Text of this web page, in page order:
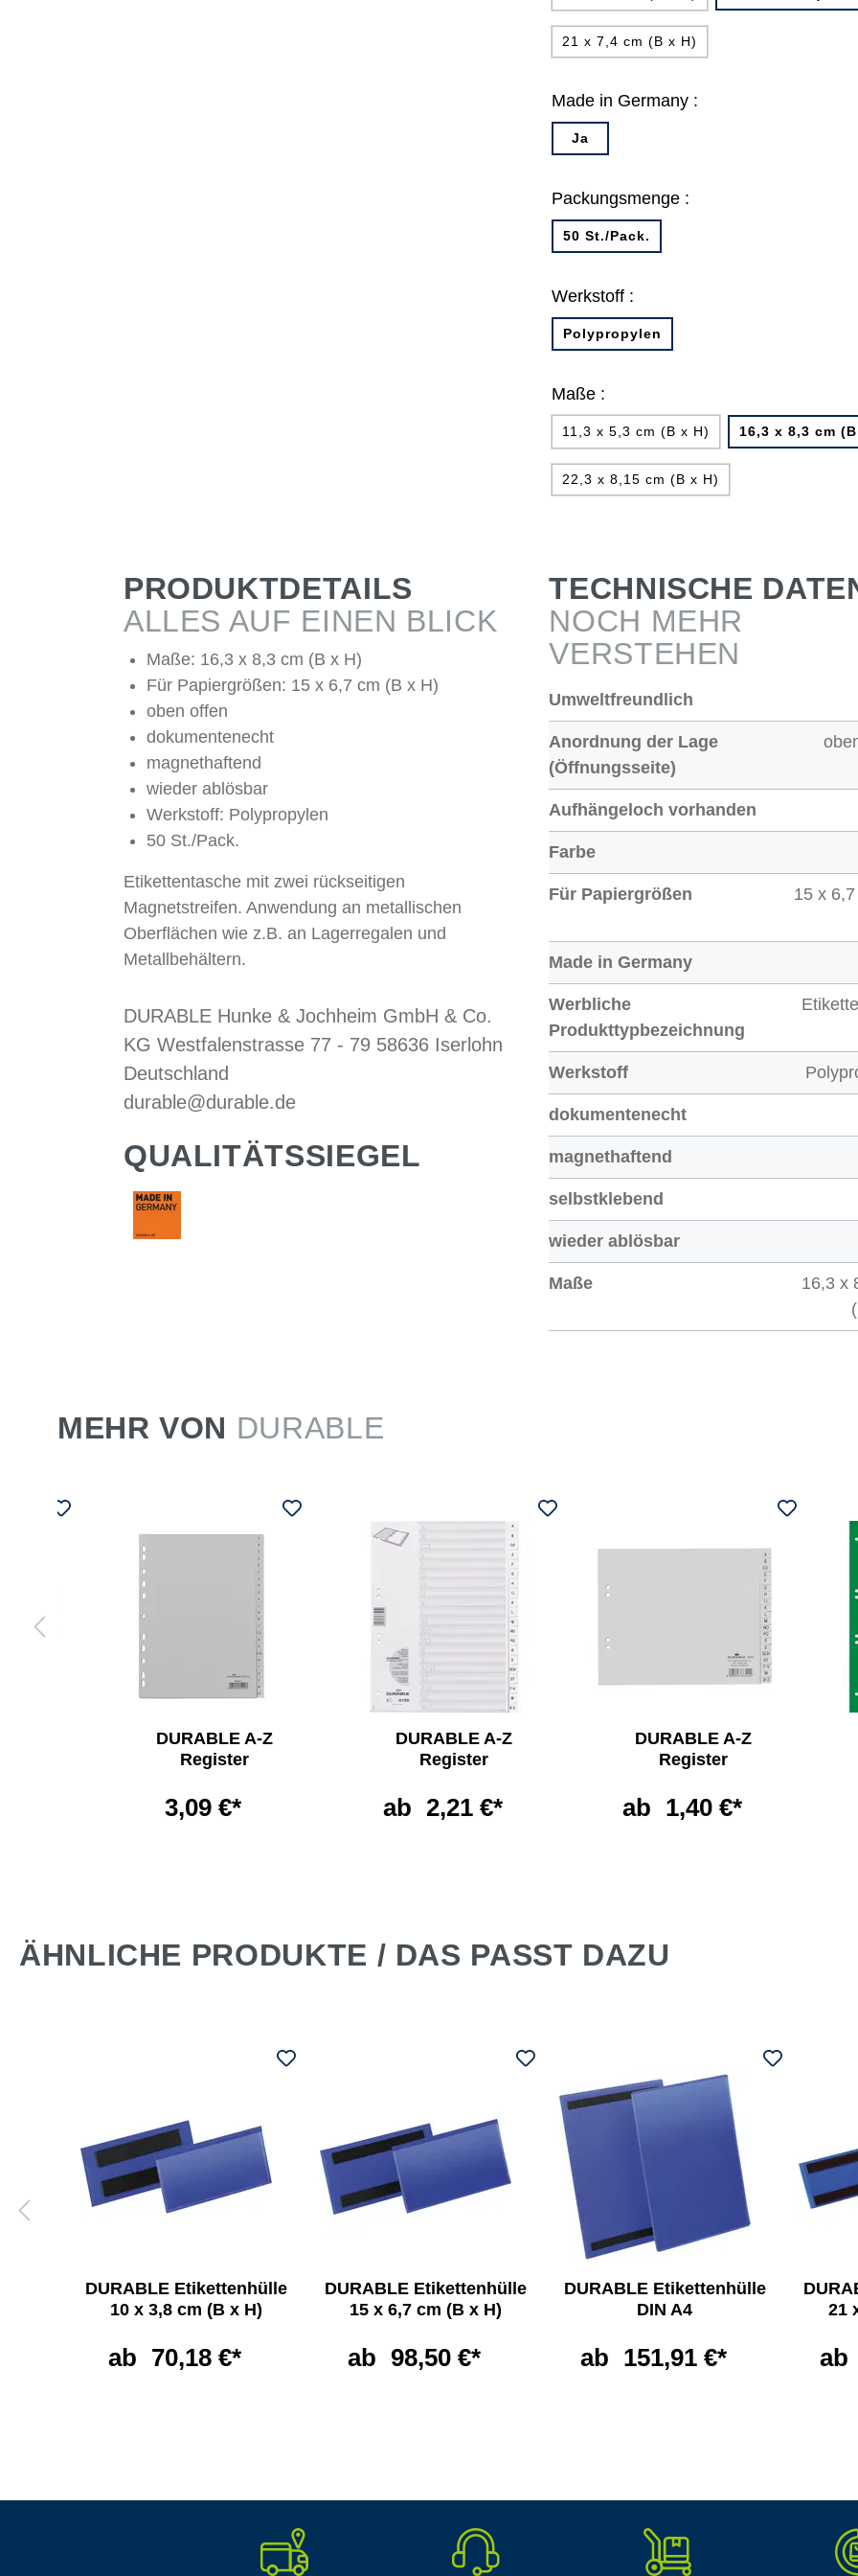
21 x 7,4 cm (B x H)
Made in Germany :
Ja
Packungsmenge :
50 St./Pack.
Werkstoff :
Polypropylen
Maße :
11,3 x 5,3 cm (B x H) 16,3 x 8,3 cm
22,3 x 8,15 cm (B x H)
PRODUKTDETAILS
ALLES AUF EINEN BLICK
Maße: 16,3 x 8,3 cm (B x H)
Für Papiergrößen: 15 x 6,7 cm (B x H)
oben offen
dokumentenecht
magnethaftend
wieder ablösbar
Werkstoff: Polypropylen
50 St./Pack.
Etikettentasche mit zwei rückseitigen
Magnetstreifen. Anwendung an metallischen
Oberflächen wie z.B. an Lagerregalen und
Metallbehältern.
DURABLE Hunke & Jochheim GmbH & Co.
KG Westfalenstrasse 77 - 79 58636 Iserlohn
Deutschland
durable@durable.de
QUALITÄTSSIEGEL
TECHNISCHE
NOCH MEHR
VERSTEHEN
Umweltfreundlich
Anordnung der Lage
(Öffnungsseite)
Aufhängeloch vorhanden
Farbe
Für Papiergrößen
15 x
Made in Germany
Werbliche
Produkttypbezeichnung
Werkstoff
dokumentenecht
magnethaftend
selbstklebend
wieder ablösbar
Maße
16,3 x
MEHR VON DURABLE
DURABLE A-Z
Register
3,09 €*
DURABLE A-Z
Register
ab 2,21 €*
DURABLE A-Z
Register
ab 1,40 €*
ÄHNLICHE PRODUKTE / DAS PASST DAZU
DURABLE Etikettenhülle
10 x 3,8 cm (B x H)
ab 70,18 €*
DURABLE Etikettenhülle
15 x 6,7 cm (B x H)
ab 98,50 €*
DURABLE Etikettenhülle
DIN A4
ab 151,91 €*
21
ab